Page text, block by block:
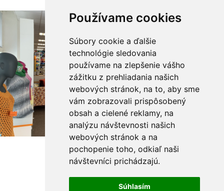
Používame cookies
Súbory cookie a ďalšie
technológie sledovania
používame na zlepšenie vášho
zážitku z prehliadania našich
webových stránok, na to, aby sme
vám zobrazovali prispôsobený
obsah a cielené reklamy, na
analýzu návštevnosti našich
webových stránok a na
pochopenie toho, odkiaľ naši
návštevníci prichádzajú.
Súhlasím